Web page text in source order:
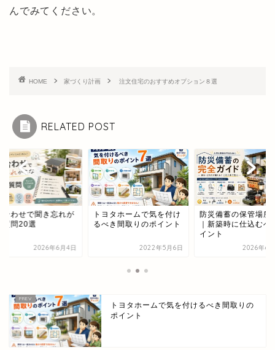
んでみてください。
HOME 家づくり計画 注文住宅のおすすめオプション８選
RELATED POST
タホームで気を付け
き間取りのポイント
2022年5月6日
防災備蓄の保管場所設計
｜新築時に仕込むべきポ
2026年6月30日
打ち合わせで聞き忘
ちな質問20選
2026年6
トヨタホームで気を付けるべき間取りの
ポイント